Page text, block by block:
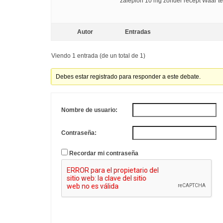
Autor Entradas
Viendo 1 entrada (de un total de 1)
Debes estar registrado para responder a este debate.
Nombre de usuario:
Contraseña:
Recordar mi contraseña